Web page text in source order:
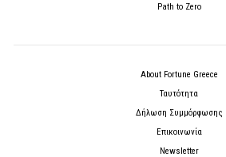
Path to Zero
About Fortune Greece
Ταυτότητα
Δήλωση Συμμόρφωσης
Επικοινωνία
Newsletter